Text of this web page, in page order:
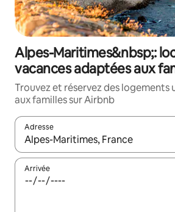
Alpes-Maritimes&nbsp;:
vacances adaptées aux
Trouvez et réservez des logements
aux familles sur Airbnb
Adresse
Lorsque les résultats s'affichent,
Arrivée